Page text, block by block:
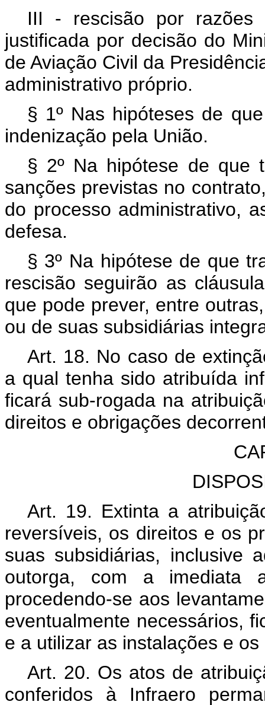
III - rescisão por razões
justificada por decisão do
de Aviação Civil da
administrativo próprio.
§ 1º Nas hipóteses de
indenização pela União.
§ 2º Na hipótese de que
sanções previstas no
do processo administrativo,
defesa.
§ 3º Na hipótese de que
rescisão seguirão as
que pode prever, entre
ou de suas subsidiárias
Art. 18. No caso de
a qual tenha sido atribuída
ficará sub-rogada na
direitos e obrigações
Art. 19. Extinta a
reversíveis, os direitos e os
suas subsidiárias, inclusive
outorga, com a imediata
procedendo-se aos
eventualmente necessários,
e a utilizar as instalações e
Art. 20. Os atos de
conferidos à Infraero